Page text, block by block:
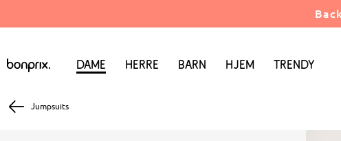
Dame Herre Barn Hjem Trendy
Jumpsuits